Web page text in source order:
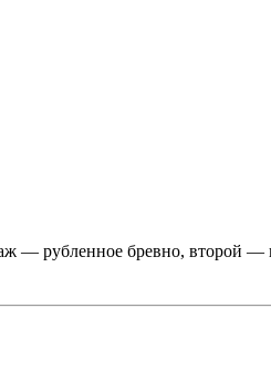
рубленное бревно, второй —